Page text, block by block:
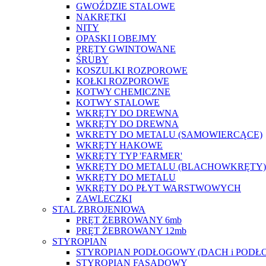
GWOŹDZIE STALOWE
NAKRĘTKI
NITY
OPASKI I OBEJMY
PRĘTY GWINTOWANE
ŚRUBY
KOSZULKI ROZPOROWE
KOŁKI ROZPOROWE
KOTWY CHEMICZNE
KOTWY STALOWE
WKRĘTY DO DREWNA
WKRĘTY DO DREWNA
WKRETY DO METALU (SAMOWIERCĄCE)
WKRĘTY HAKOWE
WKRĘTY TYP 'FARMER'
WKRĘTY DO METALU (BLACHOWKRĘTY)
WKRĘTY DO METALU
WKRĘTY DO PŁYT WARSTWOWYCH
ZAWLECZKI
STAL ZBROJENIOWA
PRĘT ŻEBROWANY 6mb
PRĘT ŻEBROWANY 12mb
STYROPIAN
STYROPIAN PODŁOGOWY (DACH i
STYROPIAN FASADOWY